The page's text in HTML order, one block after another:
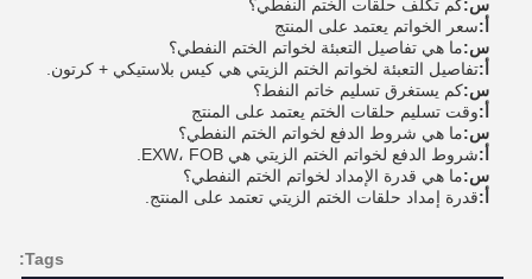
س:كم تكلف حلقات الختم النفطي؟
أ:سعر الخواتم يعتمد على المنتج
س:ما هي تفاصيل التعبئة لخواتم الختم النفطي؟
أ:تفاصيل التعبئة لخواتم الختم الزيتي هي كيس بلاستيكي + كرتون.
س:كم يستغرق تسليم خاتم النفط؟
أ:وقت تسليم حلقات الختم يعتمد على المنتج
س:ما هي شروط الدفع لخواتم الختم النفطي؟
أ:شروط الدفع لخواتم الختم الزيتي هي EXW، FOB.
س:ما هي قدرة الإمداد لخواتم الختم النفطي؟
أ:قدرة إمداد حلقات الختم الزيتي تعتمد على المنتج.
Tags: